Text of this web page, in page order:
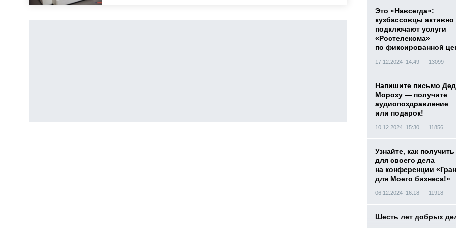
Это «Навсегда»:
кузбассовцы активно
подключают услуги
«Ростелекома»
по фиксированной
17.12.2024 14:49 13099
Напишите письмо
Морозу — получите
аудиопоздравление
или подарок!
10.12.2024 15:30 11856
Узнайте, как получить
для своего дела
на конференции
для Моего бизнеса!»
06.12.2024 16:18 11918
Шесть лет добрых